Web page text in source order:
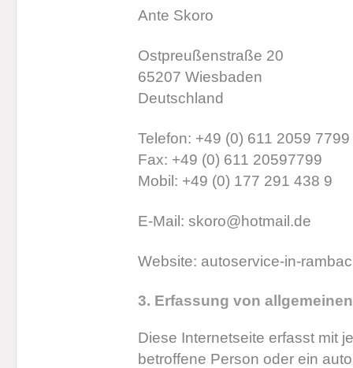
Ante Skoro
Ostpreußenstraße 20
65207 Wiesbaden
Deutschland
Telefon: +49 (0) 611 2059 7799
Fax: +49 (0) 611 20597799
Mobil: +49 (0) 177 291 438 9
E-Mail: skoro@hotmail.de
Website: autoservice-in-
3. Erfassung von
Diese Internetseite erfasst mit
betroffene Person oder ein